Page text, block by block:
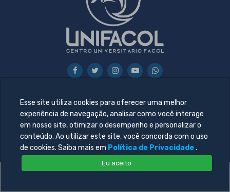
© 2026 Todos direitos reservado. Desenvolvido porCentral
de Tecnologia da Informação - UNIFACOL
Esse site utiliza cookies para oferecer uma melhor
experiência de navegação, analisar como você interage
em nosso site, otimizar o desempenho e personalizar o
conteúdo. Ao utilizar este site, você concorda com o uso
de cookies. Saiba mais em Política de Privacidade .
Eu aceito